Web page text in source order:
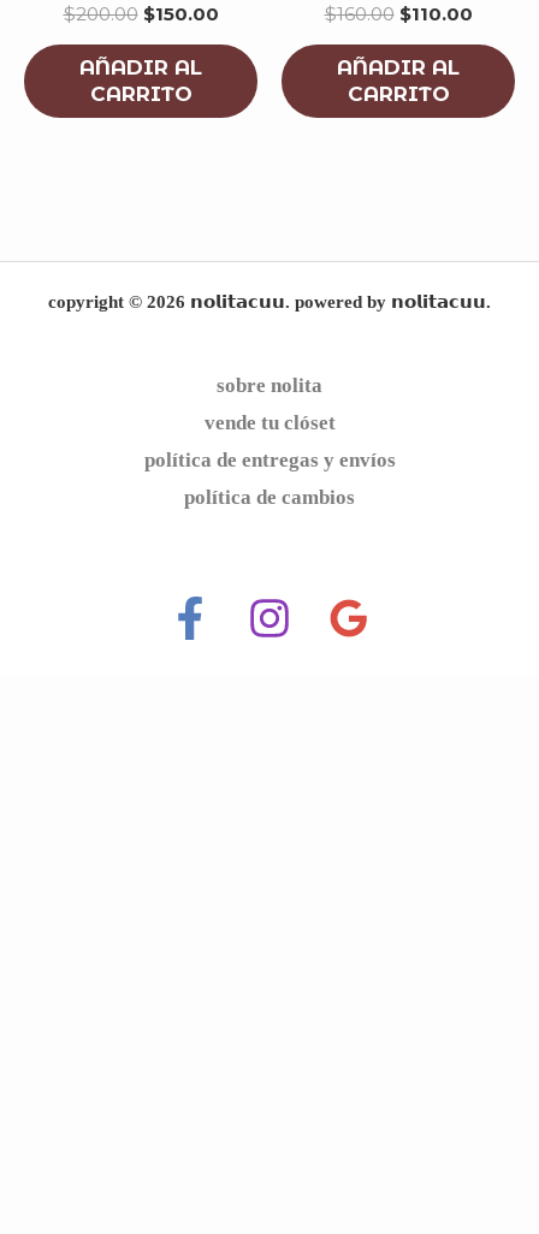
$200.00 $150.00
AÑADIR AL
CARRITO
$160.00 $110.00
AÑADIR AL
CARRITO
copyright © 2026 𝗻𝗼𝗹𝗶𝘁𝗮𝗰𝘂𝘂. powered by 𝗻𝗼𝗹𝗶𝘁𝗮𝗰𝘂𝘂.
sobre nolita
vende tu clóset
política de entregas y envíos
política de cambios